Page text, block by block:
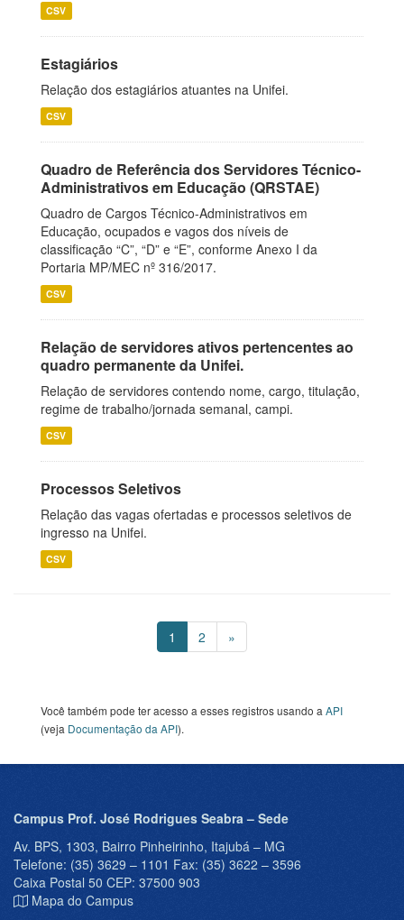
CSV
Estagiários
Relação dos estagiários atuantes na Unifei.
CSV
Quadro de Referência dos Servidores Técnico-
Administrativos em Educação (QRSTAE)
Quadro de Cargos Técnico-Administrativos em
Educação, ocupados e vagos dos níveis de
classificação “C”, “D” e “E”, conforme Anexo I da
Portaria MP/MEC nº 316/2017.
CSV
Relação de servidores ativos pertencentes ao
quadro permanente da Unifei.
Relação de servidores contendo nome, cargo, titulação,
regime de trabalho/jornada semanal, campi.
CSV
Processos Seletivos
Relação das vagas ofertadas e processos seletivos de
ingresso na Unifei.
CSV
1 2 »
Você também pode ter acesso a esses registros usando a API
(veja Documentação da API).
Campus Prof. José Rodrigues Seabra – Sede
Av. BPS, 1303, Bairro Pinheirinho, Itajubá – MG
Telefone: (35) 3629 – 1101 Fax: (35) 3622 – 3596
Caixa Postal 50 CEP: 37500 903
Mapa do Campus